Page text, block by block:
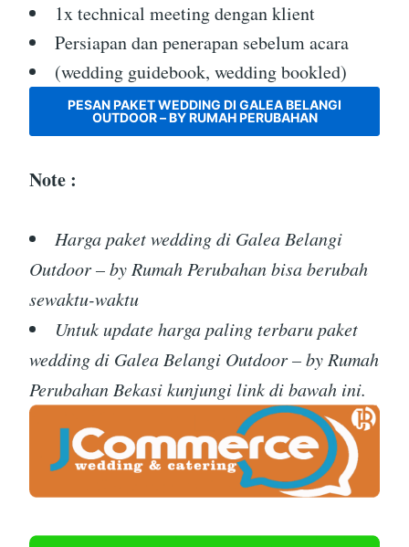
1x technical meeting dengan klient
Persiapan dan penerapan sebelum acara
(wedding guidebook, wedding bookled)
PESAN PAKET WEDDING DI GALEA BELANGI
OUTDOOR – BY RUMAH PERUBAHAN
Note :
Harga paket wedding di Galea Belangi
Outdoor – by Rumah Perubahan bisa berubah
sewaktu-waktu
Untuk update harga paling terbaru paket
wedding di Galea Belangi Outdoor – by Rumah
Perubahan Bekasi kunjungi link di bawah ini.